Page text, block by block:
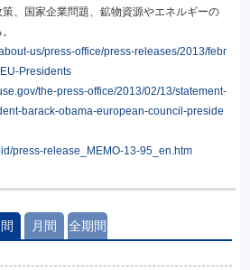
、国家企業問題、鉱物資源やエネルギーの
us/press-office/press-releases/2013/febr
Presidents
the-press-office/2013/02/13/statement-
barack-obama-european-council-preside
press-release_MEMO-13-95_en.htm
月間 全期間